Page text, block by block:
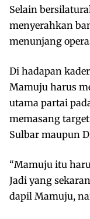
Selain
menyerahkan
menunjang
Di hadapan
Mamuju harus
utama partai
memasang
Sulbar maupun
“Mamuju itu
Jadi yang
dapil Mamuju,